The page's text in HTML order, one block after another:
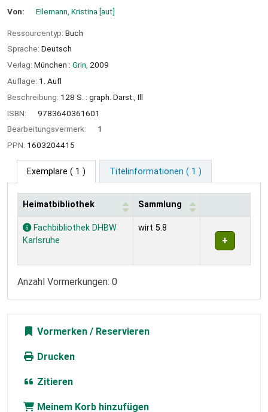
Von: Eilemann, Kristina [aut]
Ressourcentyp: Buch
Sprache: Deutsch
Verlag: München : Grin, 2009
Auflage: 1. Aufl
Beschreibung: 128 S. : graph. Darst., Ill
ISBN:
9783640361601
Bearbeitungsvermerk:
1
PPN: 1603204415
Exemplare ( 1 ) Titelinformationen ( 1 )
Exemplare
Heimatbibliothek Sammlung
Fachbibliothek DHBW
Karlsruhe
wirt 5.8
Anzahl Vormerkungen: 0
Vormerken
Drucken
Zitieren
Meinem Korb hinzufügen